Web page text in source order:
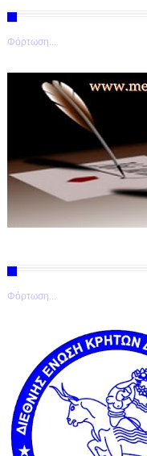
Φόρτωση...
Φόρτωση...